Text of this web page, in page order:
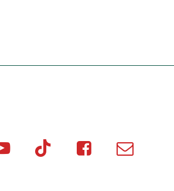
Minicar Tok
Minicar Minicar